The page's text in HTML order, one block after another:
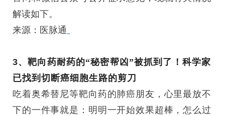
解读如下。
来源：医脉通
3、靶向药耐药的“秘密帮凶”被抓到了！科学家
已找到切断癌细胞生路的剪刀
吃着奥希替尼等靶向药的肺癌朋友，心里最放不
下的一件事就是：明明一开始效果超棒，怎么过